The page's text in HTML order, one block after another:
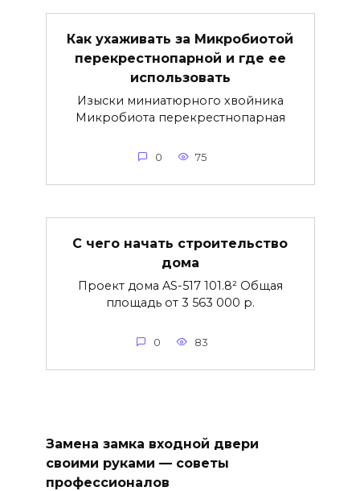
Как ухаживать за Микробиотой
перекрестнопарной и где ее
использовать
Изыски миниатюрного хвойника
Микробиота перекрестнопарная
0 75
С чего начать строительство
дома
Проект дома AS-517 101.8² Общая
площадь от 3 563 000 р.
0 83
Замена замка входной двери
своими руками — советы
профессионалов